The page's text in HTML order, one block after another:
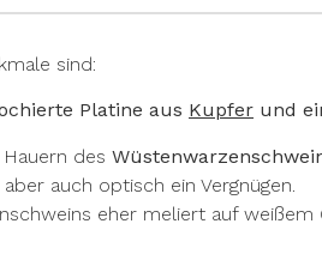
sind:
Platine aus Kupfer und
des
auch optisch ein Vergnügen.
eher meliert auf